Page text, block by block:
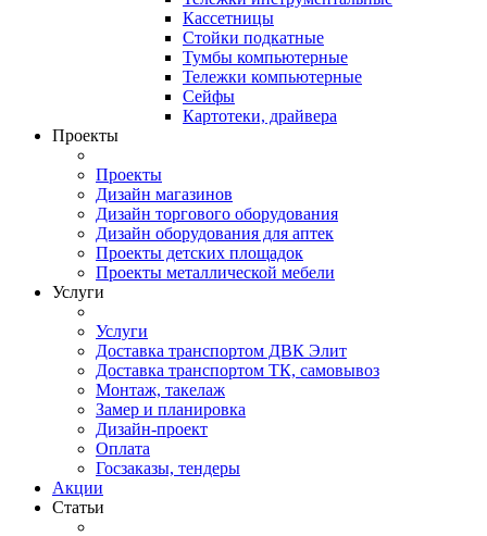
Кассетницы
Стойки подкатные
Тумбы компьютерные
Тележки компьютерные
Сейфы
Картотеки, драйвера
Проекты
Проекты
Дизайн магазинов
Дизайн торгового оборудования
Дизайн оборудования для аптек
Проекты детских площадок
Проекты металлической мебели
Услуги
Услуги
Доставка транспортом ДВК Элит
Доставка транспортом ТК, самовывоз
Монтаж, такелаж
Замер и планировка
Дизайн-проект
Оплата
Госзаказы, тендеры
Акции
Статьи